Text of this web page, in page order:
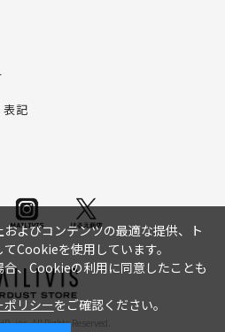
記
inc. All Rights Reserved.
よびコンテンツの最適な提供、ト
Cookieを使用しています。
、Cookieの利用に同意したことも
リシーをご確認ください。